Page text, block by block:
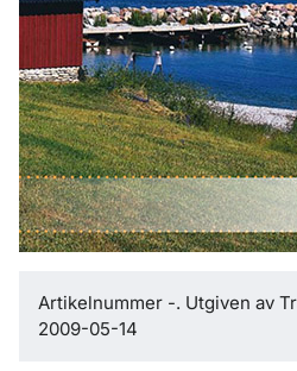
Artikelnummer -. Utgiven av
2009-05-14